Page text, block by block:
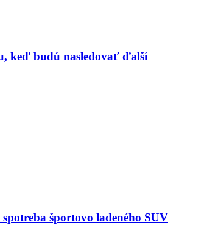
keď budú nasledovať ďalší
športovo ladeného SUV